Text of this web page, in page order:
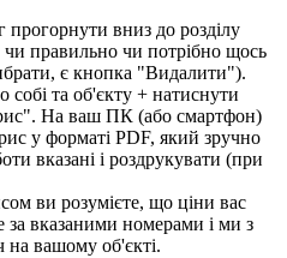
прогорнути вниз до розділу
правильно чи потрібно щось
є кнопка "Видалити").
собі та об'єкту + натиснути
На ваш ПК (або смартфон)
у форматі PDF, який зручно
вказані і роздрукувати (при
ви розумієте, що ціни вас
вказаними номерами і ми з
на вашому об'єкті.